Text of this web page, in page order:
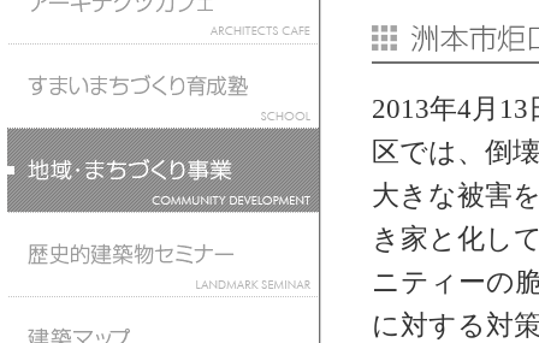
2013年4月
区では、倒
大きな被害
き家と化し
ニティーの
に対する対